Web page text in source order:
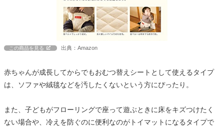
この商品を見る 出典：Amazon
赤ちゃんが成長してからでもおむつ替えシートとして使えるタイプ
は、ソファや絨毯などを汚したくないという方にぴったり。
また、子どもがフローリングで座って遊ぶときに床をキズつけたく
ない場合や、冷えを防ぐのに便利なのがトイマットになるタイプで